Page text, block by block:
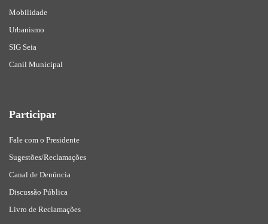
Mobilidade
Urbanismo
SIG Seia
Canil Municipal
Participar
Fale com o Presidente
Sugestões/Reclamações
Canal de Denúncia
Discussão Pública
Livro de Reclamações